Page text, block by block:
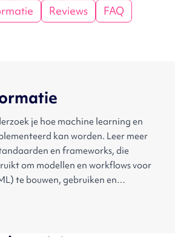
Reviews FAQ
je hoe machine learning en
kan worden. Leer meer
en frameworks, die
om modellen en workflows voor
te bouwen, gebruiken en
ontdek je de infrastructuur,